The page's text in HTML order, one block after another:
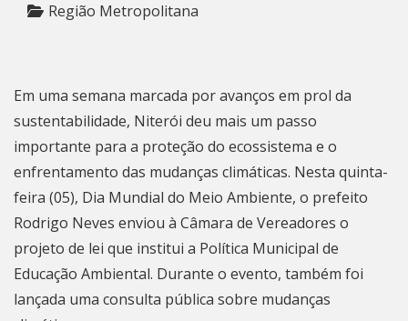
Região Metropolitana
Em uma semana marcada por avanços em prol da
sustentabilidade, Niterói deu mais um passo
importante para a proteção do ecossistema e o
enfrentamento das mudanças climáticas. Nesta quinta-
feira (05), Dia Mundial do Meio Ambiente, o prefeito
Rodrigo Neves enviou à Câmara de Vereadores o
projeto de lei que institui a Política Municipal de
Educação Ambiental. Durante o evento, também foi
lançada uma consulta pública sobre mudanças